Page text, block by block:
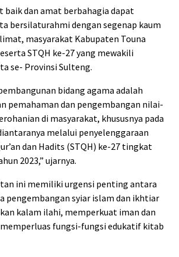
baik dan amat berbahagia dapat
bersilaturahmi dengan segenap kaum
masyarakat Kabupaten Touna
STQH ke-27 yang mewakili
se- Provinsi Sulteng.
bidang agama adalah
pemahaman dan pengembangan nilai-
di masyarakat, khususnya pada
melalui penyelenggaraan
dan Hadits (STQH) ke-27 tingkat
2023,” ujarnya.
ini memiliki urgensi penting antara
pengembangan syiar islam dan ikhtiar
kalam ilahi, memperkuat iman dan
fungsi-fungsi edukatif kitab